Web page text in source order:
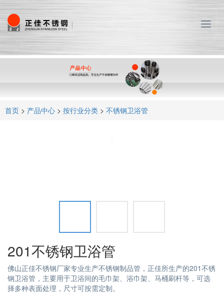
T
o
g
n
首页 > 产品中心 > 按行业分类 > 不锈钢卫浴管
201不锈钢卫浴管
佛山正佳不锈钢厂家专业生产不锈钢制品管，正佳所生产的201不锈
钢卫浴管，主要用于卫浴间的毛巾架、浴巾架、马桶刷杆等，可选
择多种表面处理，尺寸可按需定制。